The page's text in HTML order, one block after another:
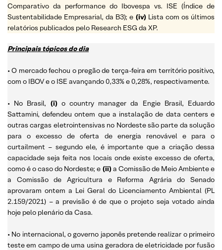
Comparativo da performance do Ibovespa vs. ISE (Índice de
Sustentabilidade Empresarial, da B3); e (iv)Lista com os últimos
relatórios publicados pelo Research ESG da XP.
Principais tópicos do dia
• O mercado fechou o pregão de terça-feira em território positivo,
com o IBOV e o ISE avançando 0,33% e 0,28%, respectivamente.
• No Brasil, (i)o country manager da Engie Brasil, Eduardo
Sattamini, defendeu ontem que a instalação de data centers e
outras cargas eletrointensivas no Nordeste são parte da solução
para o excesso de oferta de energia renovável e para o
curtailment – segundo ele, é importante que a criação dessa
capacidade seja feita nos locais onde existe excesso de oferta,
como é o caso do Nordeste; e (ii)a Comissão de Meio Ambiente e
a Comissão de Agricultura e Reforma Agrária do Senado
aprovaram ontem a Lei Geral do Licenciamento Ambiental (PL
2.159/2021) – a previsão é de que o projeto seja votado ainda
hoje pelo plenário da Casa.
• No internacional, o governo japonês pretende realizar o primeiro
teste em campo de uma usina geradora de eletricidade por fusão